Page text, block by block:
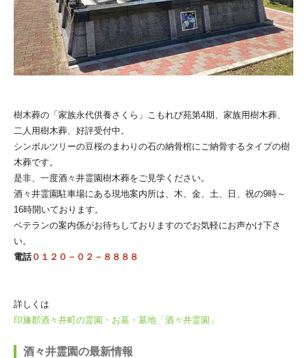
樹木葬の「家族永代供養さくら」こもれび苑第4期、家族用樹木葬、
二人用樹木葬、好評受付中。
シンボルツリーの豆桜のまわりの石の納骨棺にご納骨するタイプの樹
木葬です。
是非、一度酒々井霊園樹木葬をご見学ください。
酒々井霊園駐車場にある現地案内所は、木、金、土、日、祝の9時～
16時開いております。
ベテランの案内係がお待ちしておりますのでお気軽にお声かけ下さ
い。
電話 ０１２０－０２－８８８８
詳しくは
印旛郡酒々井町の霊園・お墓・墓地「酒々井霊園」
酒々井霊園の最新情報